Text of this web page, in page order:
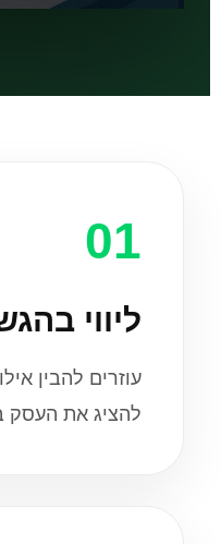
01
ליווי
עוזרים להבין
להציג את העסק